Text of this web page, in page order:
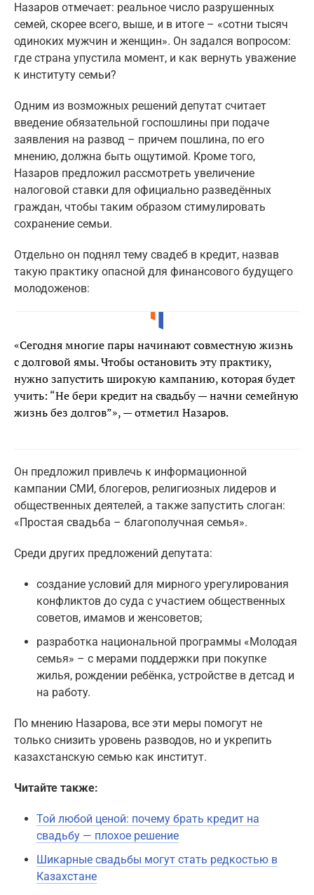
Назаров отмечает: реальное число разрушенных
семей, скорее всего, выше, и в итоге – «сотни тысяч
одиноких мужчин и женщин». Он задался вопросом:
где страна упустила момент, и как вернуть уважение
к институту семьи?
Одним из возможных решений депутат считает
введение обязательной госпошлины при подаче
заявления на развод – причем пошлина, по его
мнению, должна быть ощутимой. Кроме того,
Назаров предложил рассмотреть увеличение
налоговой ставки для официально разведённых
граждан, чтобы таким образом стимулировать
сохранение семьи.
Отдельно он поднял тему свадеб в кредит, назвав
такую практику опасной для финансового будущего
молодоженов:
«Сегодня многие пары начинают совместную жизнь
с долговой ямы. Чтобы остановить эту практику,
нужно запустить широкую кампанию, которая будет
учить: “Не бери кредит на свадьбу — начни семейную
жизнь без долгов”», — отметил Назаров.
Он предложил привлечь к информационной
кампании СМИ, блогеров, религиозных лидеров и
общественных деятелей, а также запустить слоган:
«Простая свадьба – благополучная семья».
Среди других предложений депутата:
создание условий для мирного урегулирования
конфликтов до суда с участием общественных
советов, имамов и женсоветов;
разработка национальной программы «Молодая
семья» – с мерами поддержки при покупке
жилья, рождении ребёнка, устройстве в детсад и
на работу.
По мнению Назарова, все эти меры помогут не
только снизить уровень разводов, но и укрепить
казахстанскую семью как институт.
Читайте также:
Той любой ценой: почему брать кредит на
свадьбу — плохое решение
Шикарные свадьбы могут стать редкостью в
Казахстане